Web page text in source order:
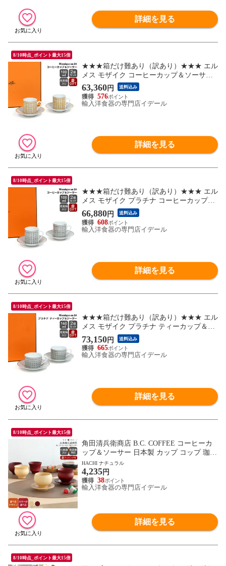
詳細を見る
8/10時点_ポイント最大15倍
★★★箱だけ難あり（訳あり）★★★ エル
メス モザイク コーヒーカップ＆ソーサー
ペア 100ml HERMES Mosaique au 24 コーヒ
ー モザイク ヴァンキャトルセット 食器セ
ット 【食器 カトラリー】【アウトレッ
63,360円 送料込み
576
輸入洋食器の専門店イデール
詳細を見る
8/10時点_ポイント最大15倍
★★★箱だけ難あり（訳あり）★★★ エル
メス モザイク プラチナ コーヒーカップ＆
ソーサー ペア 100m HERMES Mosaique au
24 コーヒー モザイク ヴァンキャトルセッ
ト 食器セット 【食器 カトラリー】
66,880円 送料込み
608
輸入洋食器の専門店イデール
詳細を見る
8/10時点_ポイント最大15倍
★★★箱だけ難あり（訳あり）★★★ エル
メス モザイク プラチナ ティーカップ＆ソ
ーサー ペア 160ml HERMES Mosaique au 24
ティー モザイク ヴァンキャトルセット 食
器セット 【食器 カトラリー】【アウトレ
73,150円 送料込み
665
輸入洋食器の専門店イデール
詳細を見る
8/10時点_ポイント最大15倍
角田清兵衛商店 B.C. COFFEE コーヒーカ
ップ＆ソーサー 日本製 カップ コップ 珈琲
食洗機対応 ギフト 結婚祝い プレゼント 贈
り物 【食器 カトラリー】【ギフト】
HACHI ナチュラル
4,235円
38
輸入洋食器の専門店イデール
詳細を見る
8/10時点_ポイント最大15倍